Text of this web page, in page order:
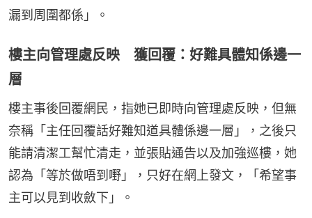
漏到周圍都係」。
樓主向管理處反映 獲回覆：好難具體知係邊一
層
樓主事後回覆網民，指她已即時向管理處反映，但無
奈稱「主任回覆話好難知道具體係邊一層」，之後只
能請清潔工幫忙清走，並張貼通告以及加強巡樓，她
認為「等於做唔到嘢」，只好在網上發文，「希望事
主可以見到收斂下」。